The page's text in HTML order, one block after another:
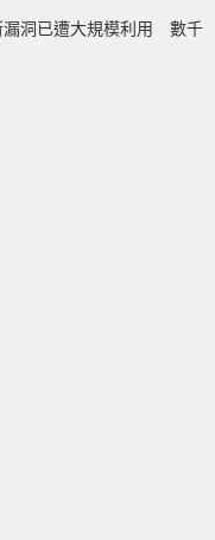
漏洞已遭大規模利用 數千